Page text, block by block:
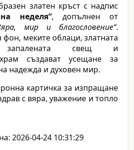
златен кръст с надпис
неделя“, допълнен от
мир и благословение“.
фон, меките облаци, златната
запалената свещ и
създават усещане за
надежда и духовен мир.
картичка за изпращане
с вяра, уважение и топло
2026-04-24 10:31:29